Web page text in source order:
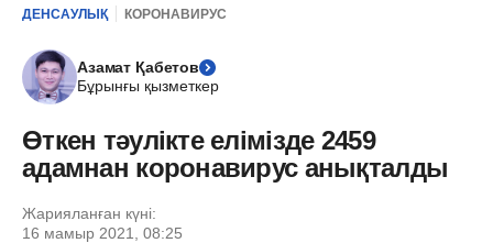
ДЕНСАУЛЫҚ КОРОНАВИРУС
Азамат Қабетов
Бұрынғы қызметкер
Өткен тәулікте елімізде 2459
адамнан коронавирус анықталды
Жарияланған күні:
16 мамыр 2021, 08:25